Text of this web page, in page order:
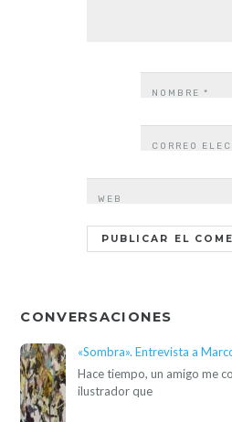
NOMBRE*
CORREO
WEB
CONVERSACIONES
«Sombra». Entrevista a
Hace tiempo, un amigo me
ilustrador que